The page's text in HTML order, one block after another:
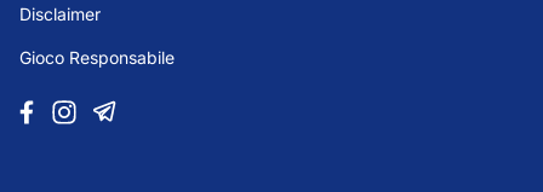
Disclaimer
Gioco Responsabile